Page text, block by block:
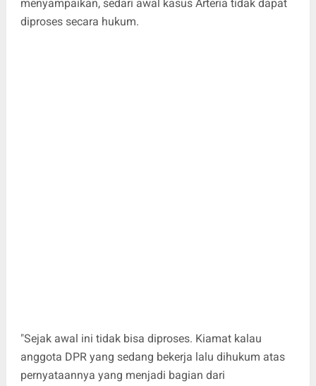
menyampaikan, sedari awal kasus Arteria tidak dapat
diproses secara hukum.
"Sejak awal ini tidak bisa diproses. Kiamat kalau
anggota DPR yang sedang bekerja lalu dihukum atas
pernyataannya yang menjadi bagian dari